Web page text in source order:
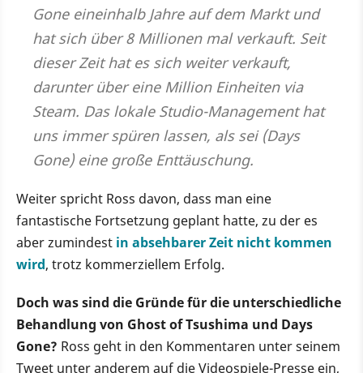
Gone eineinhalb Jahre auf dem Markt und
hat sich über 8 Millionen mal verkauft. Seit
dieser Zeit hat es sich weiter verkauft,
darunter über eine Million Einheiten via
Steam. Das lokale Studio-Management hat
uns immer spüren lassen, als sei (Days
Gone) eine große Enttäuschung.
Weiter spricht Ross davon, dass man eine
fantastische Fortsetzung geplant hatte, zu der es
aber zumindest in absehbarer Zeit nicht kommen
wird, trotz kommerziellem Erfolg.
Doch was sind die Gründe für die unterschiedliche
Behandlung von Ghost of Tsushima und Days
Gone? Ross geht in den Kommentaren unter seinem
Tweet unter anderem auf die Videospiele-Presse ein,